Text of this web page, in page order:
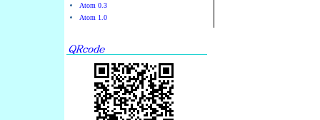
Atom 0.3
Atom 1.0